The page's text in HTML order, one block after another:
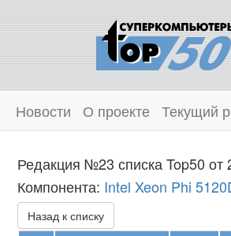
Новости О проекте Текущий
Редакция №23 списка Top50 от
Компонента: Intel Xeon Phi
Назад к списку